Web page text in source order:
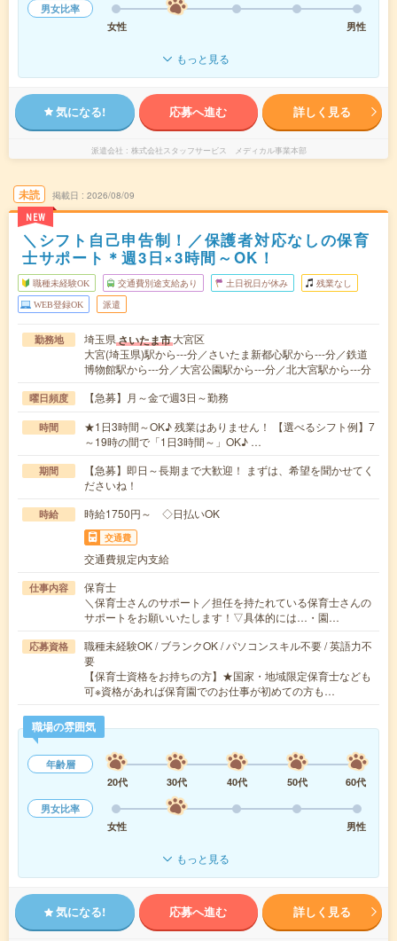
男女比率
女性
男性
もっと見る
気になる! 応募へ進む 詳しく見る
派遣会社 株式会社スタッフサービス メディカル事業本部
未読
NEW
掲載日 2026/08/09
＼シフト自己申告制！／保護者対応なしの保育
士サポート＊週3日×3時間～OK！
職種未経験OK 交通費別途支給あり 土日祝日が休み 残業なし
WEB登録OK 派遣
勤務地 埼玉県さいたま市大宮区
大宮(埼玉県)駅から---分／さいたま新都心駅から---分／鉄道
博物館駅から---分／大宮公園駅から---分／北大宮駅から---分
曜日頻度 【急募】月～金で週3日～勤務
時間
★1日3時間～OK♪ 残業はありません！ 【選べるシフト例】7
～19時の間で「1日3時間～」OK♪ …
期間
【急募】即日～長期まで大歓迎！ まずは、希望を聞かせてく
ださいね！
時給 時給1750円～ ◇日払いOK
交通費
交通費規定内支給
仕事内容
保育士
＼保育士さんのサポート／担任を持たれている保育士さんの
サポートをお願いいたします！▽具体的には…・園…
応募資格
職種未経験OK / ブランクOK / パソコンスキル不要 / 英語力不
要
【保育士資格をお持ちの方】★国家・地域限定保育士なども
可※資格があれば保育園でのお仕事が初めての方も…
職場の雰囲気
年齢層
20代
30代 40代 50代
60代
男女比率
女性
男性
もっと見る
気になる! 応募へ進む 詳しく見る